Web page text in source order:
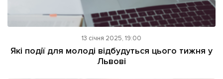
13 січня 2025, 19:00
Які події для молоді відбудуться цього тижня у
Львові